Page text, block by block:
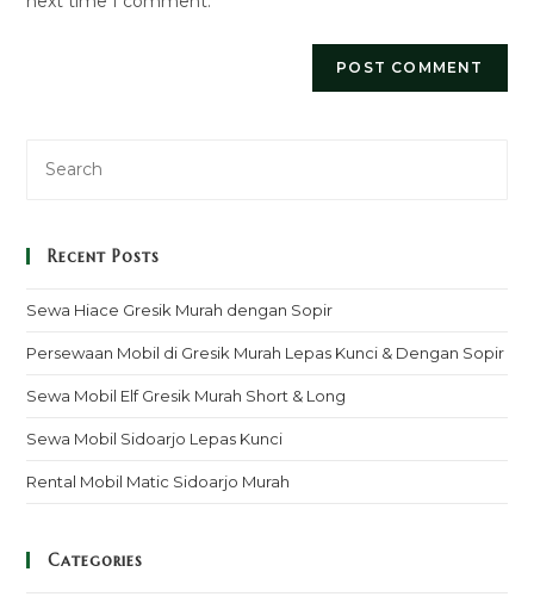
Recent Posts
Sewa Hiace Gresik Murah dengan Sopir
Persewaan Mobil di Gresik Murah Lepas Kunci & Dengan Sopir
Sewa Mobil Elf Gresik Murah Short & Long
Sewa Mobil Sidoarjo Lepas Kunci
Rental Mobil Matic Sidoarjo Murah
Categories